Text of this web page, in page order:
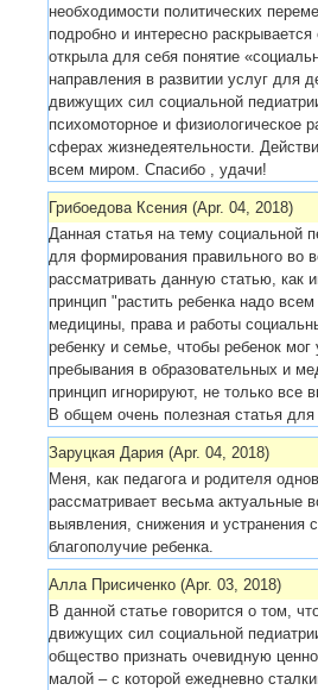
необходимости политических
подробно и интересно
открыла для себя понятие
направления в развитии услуг для
движущих сил социальной
психомоторное и физиологическое
сферах жизнедеятельности.
всем миром. Спасибо , удачи!
Грибоедова Ксения (Apr. 04, 2018)
Данная статья на тему социальной
для формирования правильного во
рассматривать данную статью, как
принцип "растить ребенка надо
медицины, права и работы
ребенку и семье, чтобы ребенок
пребывания в образовательных и
принцип игнорируют, не только
В общем очень полезная статья
Заруцкая Дария (Apr. 04, 2018)
Меня, как педагога и родителя
рассматривает весьма актуальные
выявления, снижения и устранения
благополучие ребенка.
Алла Присиченко (Apr. 03, 2018)
В данной статье говорится о том,
движущих сил социальной
общество признать очевидную
малой – с которой ежедневно